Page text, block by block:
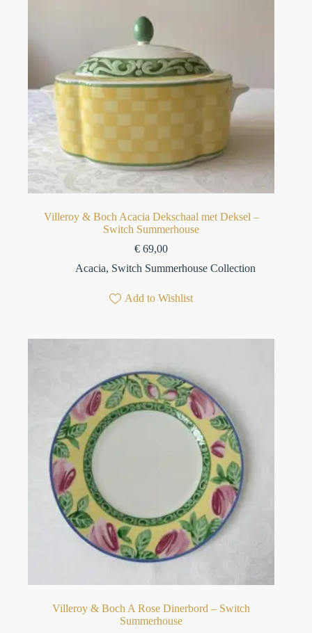
Villeroy & Boch Acacia Dekschaal met Deksel –
Switch Summerhouse
€ 69,00
Acacia, Switch Summerhouse Collection
Add to Wishlist
Villeroy & Boch A Rose Dinerbord – Switch
Summerhouse